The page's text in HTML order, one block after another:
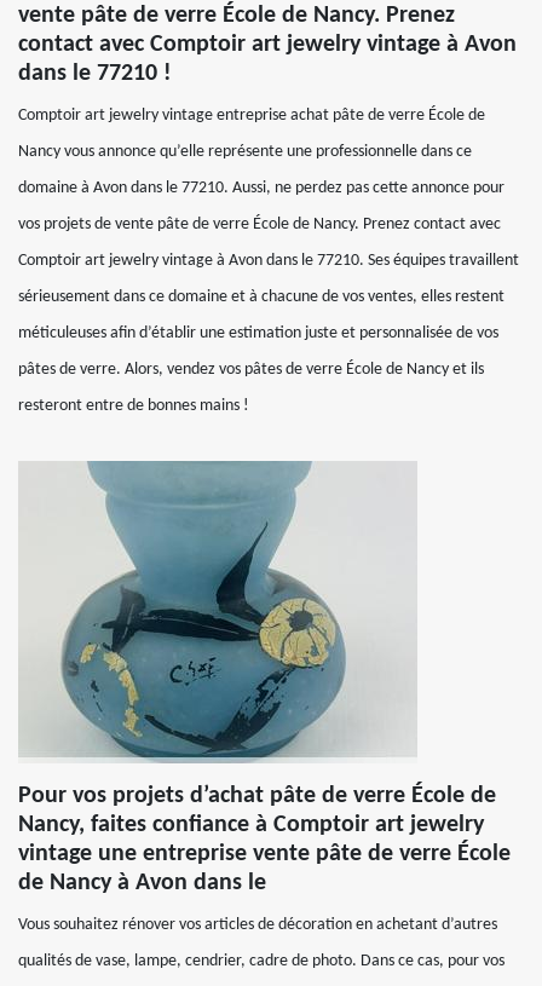
vente pâte de verre École de Nancy. Prenez
contact avec Comptoir art jewelry vintage à Avon
dans le 77210 !
Comptoir art jewelry vintage entreprise achat pâte de verre École de
Nancy vous annonce qu’elle représente une professionnelle dans ce
domaine à Avon dans le 77210. Aussi, ne perdez pas cette annonce pour
vos projets de vente pâte de verre École de Nancy. Prenez contact avec
Comptoir art jewelry vintage à Avon dans le 77210. Ses équipes travaillent
sérieusement dans ce domaine et à chacune de vos ventes, elles restent
méticuleuses afin d’établir une estimation juste et personnalisée de vos
pâtes de verre. Alors, vendez vos pâtes de verre École de Nancy et ils
resteront entre de bonnes mains !
Pour vos projets d’achat pâte de verre École de
Nancy, faites confiance à Comptoir art jewelry
vintage une entreprise vente pâte de verre École
de Nancy à Avon dans le
Vous souhaitez rénover vos articles de décoration en achetant d’autres
qualités de vase, lampe, cendrier, cadre de photo. Dans ce cas, pour vos